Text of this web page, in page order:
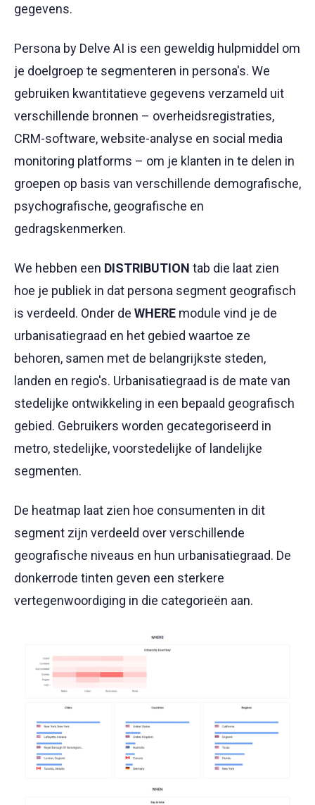
gegevens.
Persona by Delve AI is een geweldig hulpmiddel om
je doelgroep te segmenteren in persona's. We
gebruiken kwantitatieve gegevens verzameld uit
verschillende bronnen – overheidsregistraties,
CRM-software, website-analyse en social media
monitoring platforms – om je klanten in te delen in
groepen op basis van verschillende demografische,
psychografische, geografische en
gedragskenmerken.
We hebben een DISTRIBUTION tab die laat zien
hoe je publiek in dat persona segment geografisch
is verdeeld. Onder de WHERE module vind je de
urbanisatiegraad en het gebied waartoe ze
behoren, samen met de belangrijkste steden,
landen en regio's. Urbanisatiegraad is de mate van
stedelijke ontwikkeling in een bepaald geografisch
gebied. Gebruikers worden gecategoriseerd in
metro, stedelijke, voorstedelijke of landelijke
segmenten.
De heatmap laat zien hoe consumenten in dit
segment zijn verdeeld over verschillende
geografische niveaus en hun urbanisatiegraad. De
donkerrode tinten geven een sterkere
vertegenwoordiging in die categorieën aan.